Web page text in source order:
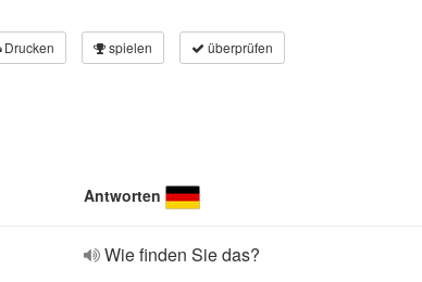
Drucken spielen überprüfen
Antworten
Wie finden Sie das?